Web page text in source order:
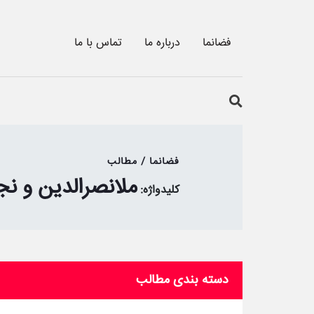
فضانما درباره ما تماس با ما
فضانما / مطالب
کلیدواژه: ملانصرالدین و
دسته بندی مطالب